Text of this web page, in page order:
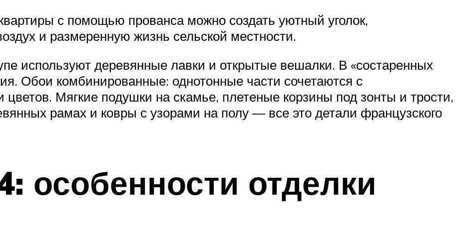
с помощью прованса можно создать уютный уголок,
и размеренную жизнь сельской местности.
используют деревянные лавки и открытые вешалки. В «состаренных
Обои комбинированные: однотонные части сочетаются с
цветов. Мягкие подушки на скамье, плетеные корзины под зонты и трости,
рамах и ковры с узорами на полу — все это детали французского
особенности отделки